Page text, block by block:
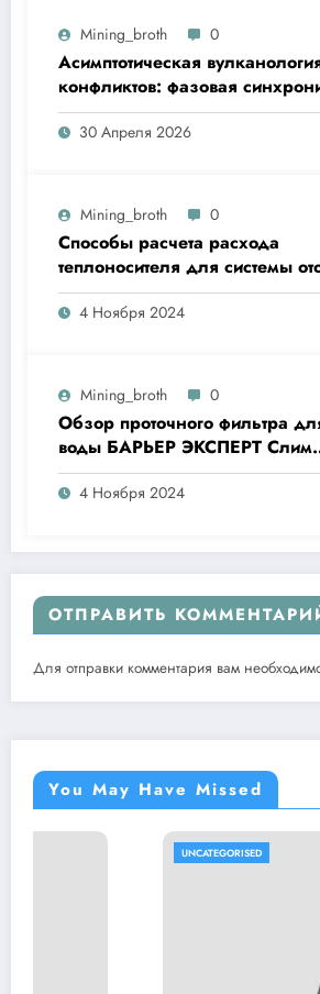
Mining_broth 0
Асимптотическая
конфликтов: фазовая
утреннего кофе и неравенства
30 Апреля 2026
Mining_broth 0
Способы расчета расхода
теплоносителя для системы
4 Ноября 2024
Mining_broth 0
Обзор проточного фильтра
воды БАРЬЕР ЭКСПЕРТ Слим
Жесткость
4 Ноября 2024
ОТПРАВИТЬ
Для отправки комментария вам
You May Have Missed